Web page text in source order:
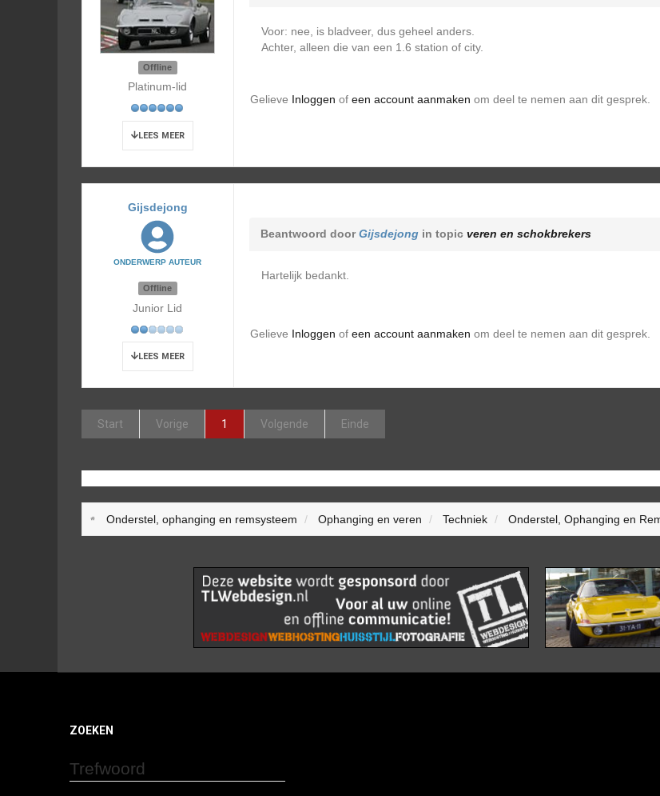
Offline
Platinum-lid
LEES MEER
Voor: nee, is bladveer, dus geheel anders.
Achter, alleen die van een 1.6 station of city.
Gelieve Inloggen of een account aanmaken om deel te nemen aan dit gesprek.
Gijsdejong
ONDERWERP AUTEUR
Offline
Junior Lid
LEES MEER
Beantwoord doorGijsdejongin topic veren en schokbrekers
Hartelijk bedankt.
Gelieve Inloggen of een account aanmaken om deel te nemen aan dit gesprek.
Start Vorige 1 Volgende Einde
Onderstel, ophanging en remsysteem Ophanging en veren Techniek Onderstel, Ophanging en
ZOEKEN
Trefwoord